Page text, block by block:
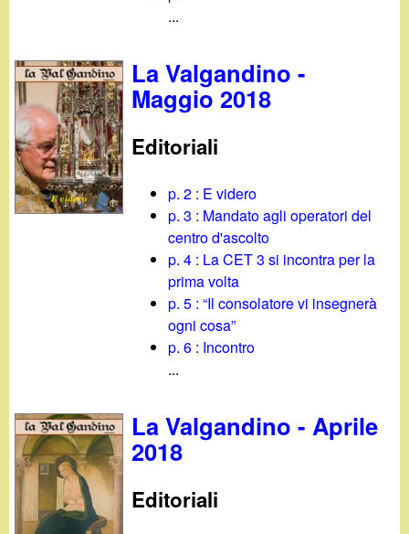
...
La Valgandino -
Maggio 2018
Editoriali
p. 2 : E videro
p. 3 : Mandato agli operatori del
centro d'ascolto
p. 4 : La CET 3 si incontra per la
prima volta
p. 5 : “Il consolatore vi insegnerà
ogni cosa”
p. 6 : Incontro
...
La Valgandino - Aprile
2018
Editoriali